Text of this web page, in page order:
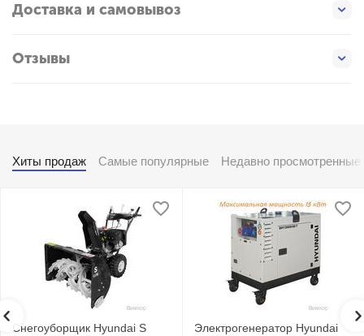
Доставка и самовывоз
Отзывы
Хиты продаж Самые популярные Недавно просмотренные
Снегоуборщик Hyundai S
Электрогенератор Hyundai